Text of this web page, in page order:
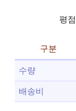
평
구분
수량
배송비